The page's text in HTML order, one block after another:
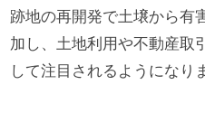
跡地の再開発で土壌から有
加し、土地利用や不動産取
して注目されるようになり